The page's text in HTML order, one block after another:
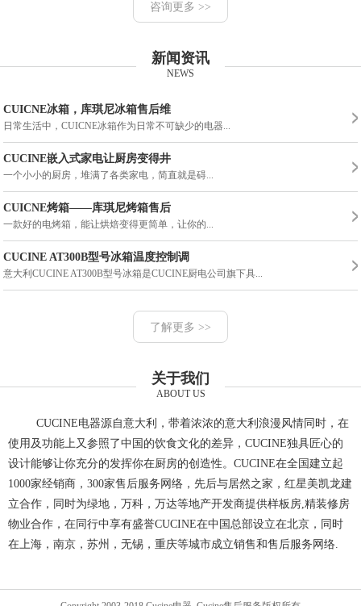
咨询更多 >>
新闻资讯
NEWS
CUICNE冰箱，库琪尼冰箱售后维
日常生活中，CUICNE冰箱作为日常不可缺少的电器...
CUCINE嵌入式家电让厨房变得井
一个小小的厨房，堆满了各类家电，简直就是碍...
CUICNE烤箱——库琪尼烤箱售后
一款好的电烤箱，能让烘焙变得更简单，让你的...
CUCINE AT300B型号冰箱温度控制调
意大利CUCINE AT300B型号冰箱是CUCINE厨电公司旗下具...
了解更多 >>
关于我们
ABOUT US
CUCINE电器源自意大利，带着浓浓的意大利浪漫风情同时，在
使用及功能上又参照了中国的饮食文化的差异，CUCINE独具匠心的
设计能够让你充分的发挥你在厨房的创造性。CUCINE在全国建立起
1000家经销商，300家售后服务网络，先后与居然之家，红星美凯龙建
立合作，同时为绿地，万科，万达等地产开发商提供样板房,精装修房
物业合作，在同行中享有盛誉CUCINE在中国总部设立在北京，同时
在上海，南京，苏州，无锡，重庆等城市成立销售和售后服务网络.